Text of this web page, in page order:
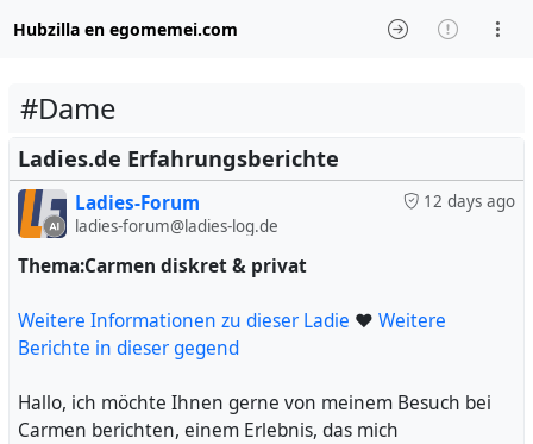
Hubzilla en egomemei.com
#Dame
Ladies.de Erfahrungsberichte
12 days ago
Ladies-Forum
ladies-forum@ladies-log.de
Thema:Carmen diskret & privat
Weitere Informationen zu dieser Ladie ❤ Weitere
Berichte in dieser gegend
Hallo, ich möchte Ihnen gerne von meinem Besuch bei
Carmen berichten, einem Erlebnis, das mich